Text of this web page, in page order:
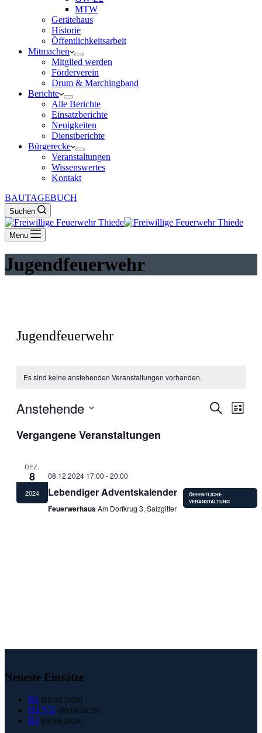
MTW
Gerätehaus
Historie
Öffentlichkeitsarbeit
Mitmachen
Mitglied werden
Förderverein
Drum & Marchingband
Berichte
Alle Berichte
Einsatzberichte
Neuigkeiten
Dienstberichte
Bürgerecke
Veranstaltungen
Wissenswertes
Kontakt
BAUTAGEBUCH
Suchen
Menu
Jugendfeuerwehr
Jugendfeuerwehr
Es sind keine anstehenden Veranstaltungen vorhanden.
Suche
Liste
Anstehende
wählen.
Vergangene Veranstaltungen
DEZ.
8
2024
08.12.2024 17:00 -20:00
Lebendiger Adventskalender
FeuerwerhausAm Dorfkrug 3, Salzgitter
Neueste Einsätze
B1 (08.08.2026)
H1 VU (08.08.2026)
B2 (06.08.2026)